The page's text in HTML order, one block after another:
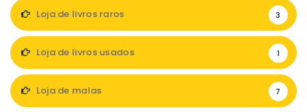
Loja de livros raros 3
Loja de livros usados 1
Loja de malas 7